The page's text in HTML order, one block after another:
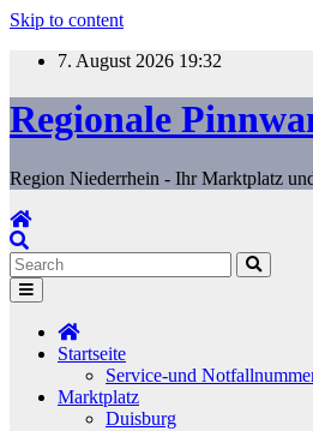
Skip to content
7. August 2026 19:32
Regionale
Region Niederrhein - Ihr Marktplatz
Startseite
Service-und
Marktplatz
Duisburg